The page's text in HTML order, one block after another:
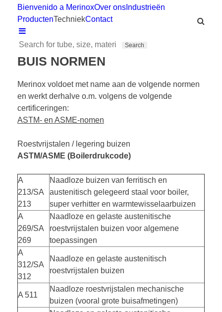
Bienvenido a MerinoxOver ons Industrieën
ProductenTechniekContact
BUIS NORMEN
Merinox voldoet met name aan de volgende normen
en werkt derhalve o.m. volgens de volgende
certificeringen:
ASTM- en ASME-nomen
Roestvrijstalen /legering buizen
ASTM/ASME (Boilerdrukcode)
A
213/SA
213
Naadloze buizen van ferritisch en
austenitisch gelegeerd staal voor boiler,
super verhitter en warmtewisselaarbuizen
A
269/SA
269
Naadloze en gelaste austenitische
roestvrijstalen buizen voor algemene
toepassingen
A
312/SA
312
Naadloze en gelaste austenitisch
roestvrijstalen buizen
A 511
Naadloze roestvrijstalen mechanische
buizen (vooral grote buisafmetingen)